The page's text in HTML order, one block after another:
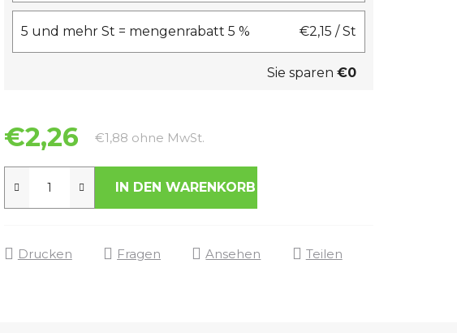
5 und mehr St = mengenrabatt 5 % €2,15 / St
Sie sparen€0
€2,26 €1,88 ohne MwSt.
IN DEN WARENKORB
Drucken Fragen Ansehen Teilen